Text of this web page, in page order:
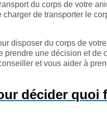
du corps de votre
de transporter le
disposer du corps de
prendre une décision et
et vous aider à
décider quoi